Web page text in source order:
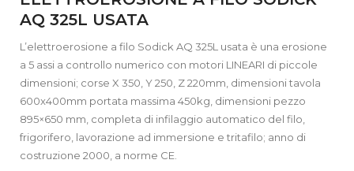
AQ 325L USATA
L’elettroerosione a filo Sodick AQ 325L usata è una erosione
a 5 assi a controllo numerico con motori LINEARI di piccole
dimensioni; corse X 350, Y 250, Z 220mm, dimensioni tavola
600x400mm portata massima 450kg, dimensioni pezzo
895×650 mm, completa di infilaggio automatico del filo,
frigorifero, lavorazione ad immersione e tritafilo; anno di
costruzione 2000, a norme CE.